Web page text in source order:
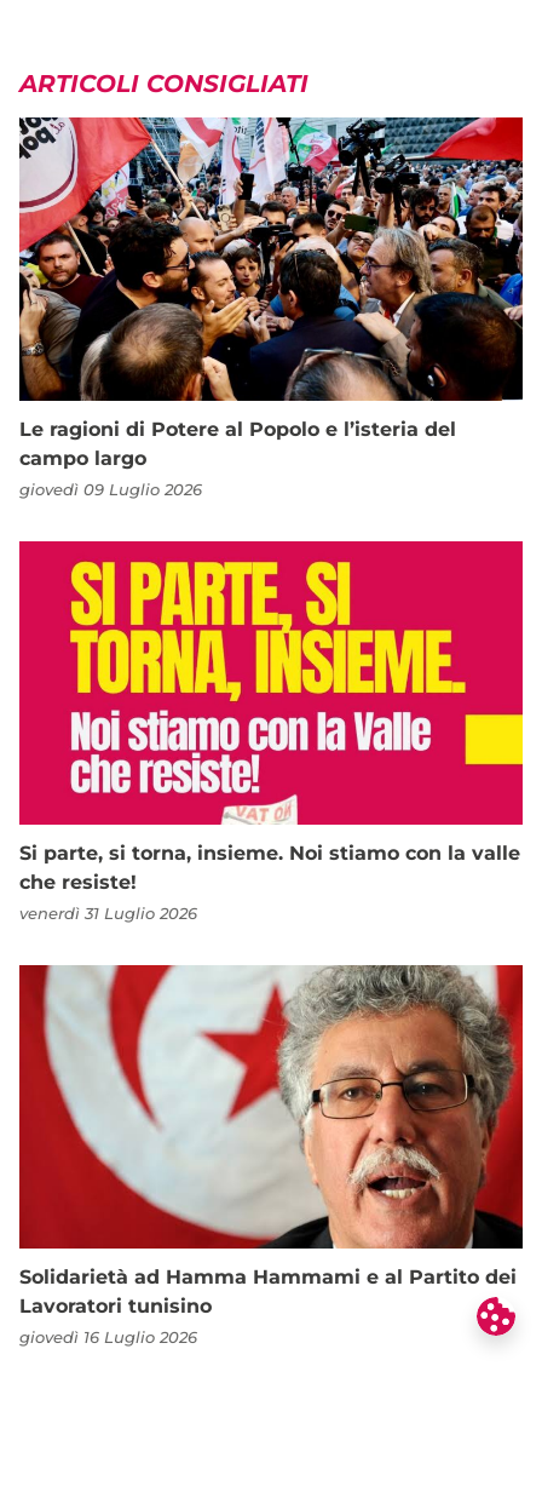
ARTICOLI CONSIGLIATI
Le ragioni di Potere al Popolo e l’isteria del
campo largo
giovedì 09 Luglio 2026
Si parte, si torna, insieme. Noi stiamo con la valle
che resiste!
venerdì 31 Luglio 2026
Solidarietà ad Hamma Hammami e al Partito dei
Lavoratori tunisino
giovedì 16 Luglio 2026